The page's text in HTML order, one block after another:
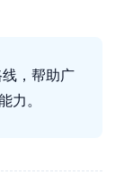
，帮助广
。